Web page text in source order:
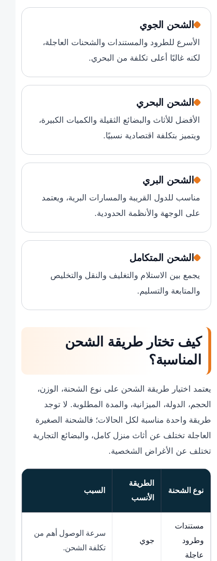
الشحن الجوي
الأسرع للطرود والمستندات والشحنات العاجلة،
لكنه غالبًا أعلى تكلفة من البحري.
الشحن البحري
الأفضل للأثاث والبضائع الثقيلة والكميات الكبيرة،
ويتميز بتكلفة اقتصادية نسبيًا.
الشحن البري
مناسب للدول القريبة والمسارات البرية، ويعتمد
على الوجهة والأنظمة الحدودية.
الشحن المتكامل
يجمع بين الاستلام والتغليف والنقل والتخليص
والمتابعة والتسليم.
كيف تختار طريقة الشحن
المناسبة؟
يعتمد اختيار طريقة الشحن على نوع الشحنة، الوزن،
الحجم، الدولة، الميزانية، والمدة المطلوبة. لا توجد
طريقة واحدة مناسبة لكل الحالات؛ فالشحنة الصغيرة
العاجلة تختلف عن أثاث منزل كامل، والبضائع التجارية
تختلف عن الأغراض الشخصية.
نوع الشحنة
الطريقة
الأنسب
السبب
مستندات
وطرود
عاجلة
جوي
سرعة الوصول أهم من
تكلفة الشحن.